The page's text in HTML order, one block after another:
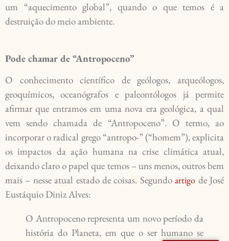
um “aquecimento global”, quando o que temos é a
destruição do meio ambiente.
Pode chamar de “Antropoceno”
O conhecimento científico de geólogos, arqueólogos,
geoquímicos, oceanógrafos e paleontólogos já permite
afirmar que entramos em uma nova era geológica, a qual
vem sendo chamada de “Antropoceno”. O termo, ao
incorporar o radical grego “antropo-” (“homem”), explicita
os impactos da ação humana na crise climática atual,
deixando claro o papel que temos – uns menos, outros bem
mais – nesse atual estado de coisas. Segundoartigo de José
Eustáquio Diniz Alves:
O Antropoceno representa um novo período da
história do Planeta, em que o ser humano se